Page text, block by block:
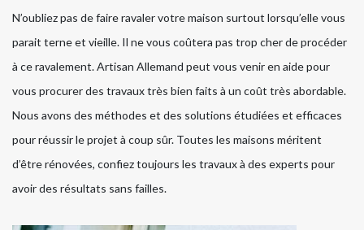
N’oubliez pas de faire ravaler votre maison surtout lorsqu’elle vous
parait terne et vieille. Il ne vous coûtera pas trop cher de procéder
à ce ravalement. Artisan Allemand peut vous venir en aide pour
vous procurer des travaux très bien faits à un coût très abordable.
Nous avons des méthodes et des solutions étudiées et efficaces
pour réussir le projet à coup sûr. Toutes les maisons méritent
d’être rénovées, confiez toujours les travaux à des experts pour
avoir des résultats sans failles.